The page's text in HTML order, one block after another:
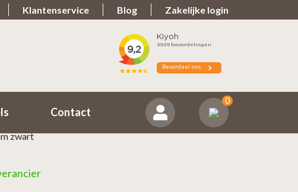
Klantenservice Blog Zakelijke login
Contact
0
Spullen teveel?
zwart